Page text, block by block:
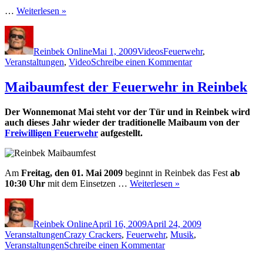
… Weiterlesen »
Reinbek OnlineMai 1, 2009VideosFeuerwehr,
Veranstaltungen, VideoSchreibe einen Kommentarzu
in
Reinbek
Video
Maibaumfest der Feuerwehr in Reinbek
Der Wonnemonat Mai steht vor der Tür und in Reinbek wird
auch dieses Jahr wieder der traditionelle Maibaum von der
Freiwilligen Feuerwehr aufgestellt.
Am Freitag, den 01. Mai 2009 beginnt in Reinbek das Fest ab
10:30 Uhr mit dem Einsetzen … Weiterlesen »
Reinbek OnlineApril 16, 2009April 24, 2009
VeranstaltungenSchlagwörter
Crazy Crackers, Feuerwehr, Musik,
VeranstaltungenSchreibe einen Kommentarzu